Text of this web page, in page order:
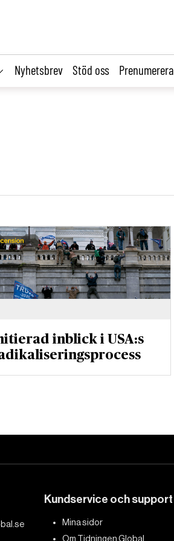
Nyhetsbrev Stöd oss Prenumerera
inblick i USA:s
Kundservice och support
Mina sidor
Om Tidningen Global
PRESSTÖDET PRENUMERERA